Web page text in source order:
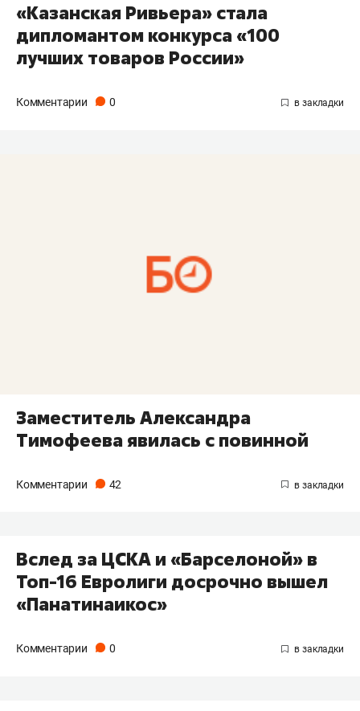
«Казанская Ривьера» стала
дипломантом конкурса «100
лучших товаров России»
Комментарии 0
Заместитель Александра
Тимофеева явилась с повинной
Комментарии 42
Вслед за ЦСКА и «Барселоной» в
Топ-16 Евролиги досрочно вышел
«Панатинаикос»
Комментарии 0